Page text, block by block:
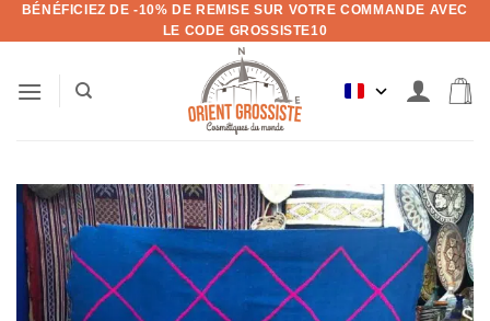
Aller
au
BÉNÉFICIEZ DE -10% DE REMISE SUR VOTRE COMMANDE AVEC
LE CODE GROSSISTE10